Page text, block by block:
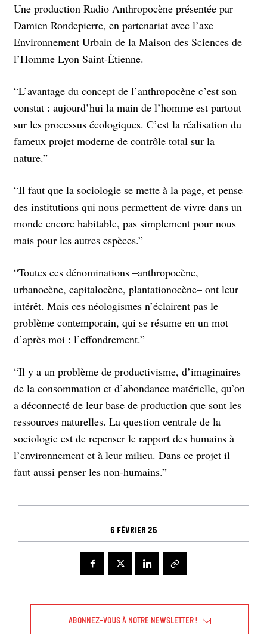
Une production Radio Anthropocène présentée par
Damien Rondepierre, en partenariat avec l’axe
Environnement Urbain de la Maison des Sciences de
l’Homme Lyon Saint-Étienne.
“L’avantage du concept de l’anthropocène c’est son
constat : aujourd’hui la main de l’homme est partout
sur les processus écologiques. C’est la réalisation du
fameux projet moderne de contrôle total sur la
nature.”
“Il faut que la sociologie se mette à la page, et pense
des institutions qui nous permettent de vivre dans un
monde encore habitable, pas simplement pour nous
mais pour les autres espèces.”
“Toutes ces dénominations –anthropocène,
urbanocène, capitalocène, plantationocène– ont leur
intérêt. Mais ces néologismes n’éclairent pas le
problème contemporain, qui se résume en un mot
d’après moi : l’effondrement.”
“Il y a un problème de productivisme, d’imaginaires
de la consommation et d’abondance matérielle, qu’on
a déconnecté de leur base de production que sont les
ressources naturelles. La question centrale de la
sociologie est de repenser le rapport des humains à
l’environnement et à leur milieu. Dans ce projet il
faut aussi penser les non-humains.”
6 février 25
Abonnez-vous à Notre Newsletter !